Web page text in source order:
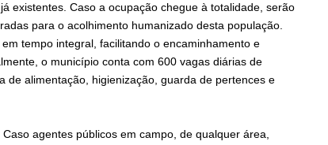
existentes. Caso a ocupação chegue à totalidade, serão
para o acolhimento humanizado desta população.
tempo integral, facilitando o encaminhamento e
o município conta com 600 vagas diárias de
de alimentação, higienização, guarda de pertences e
agentes públicos em campo, de qualquer área,